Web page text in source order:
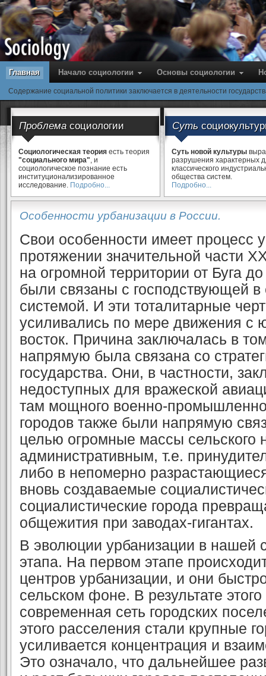
Главная Начало социологии Основы cоциологии
Содержание социальной политики заключается в деятельности
Проблема социологии
Социологическая теория есть теория
"социального мира", и
социологическое познание есть
институционализированное
исследование. Подробно...
Суть
Суть новой культуры
разрушения характерных
классического
общества систем.
Подробно...
Особенности урбанизации в России.
Свои особенности имеет процесс
протяжении значительной части
на огромной территории от Буга
были связаны с господствующей в
системой. И эти тоталитарные
усиливались по мере движения с
восток. Причина заключалась в
напрямую была связана со
государства. Они, в частности,
недоступных для вражеской
там мощного военно-
городов также были напрямую
целью огром­ные массы сельского
административным, т.е.
либо в непомерно
вновь созда­вае­мые
социалисти­ческие города
общежития при заводах-гигантах.
В эволюции урбанизации в нашей
этапа. На первом этапе
центров урбанизации, и они
сельском фоне. В результате
современная сеть городских
этого расселения стали крупные
усиливается концентрация и
Это означало, что дальнейшее